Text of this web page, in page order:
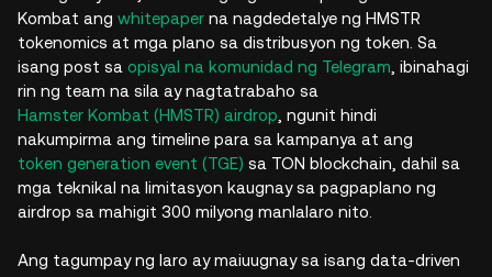
Kombat ang whitepaper na nagdedetalye ng HMSTR
tokenomics at mga plano sa distribusyon ng token. Sa
isang post sa opisyal na komunidad ng Telegram , ibinahagi
rin ng team na sila ay nagtatrabaho sa
Hamster Kombat (HMSTR) airdrop , ngunit hindi
nakumpirma ang timeline para sa kampanya at ang
token generation event (TGE) sa TON blockchain, dahil sa
mga teknikal na limitasyon kaugnay sa pagpaplano ng
airdrop sa mahigit 300 milyong manlalaro nito.
Ang tagumpay ng laro ay maiuugnay sa isang data-driven